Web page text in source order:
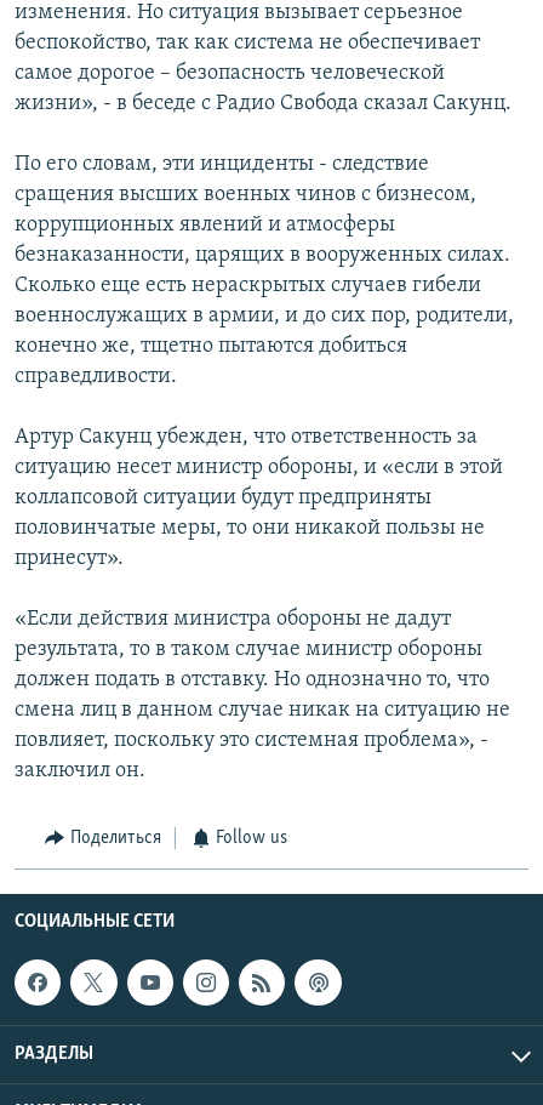
изменения. Но ситуация вызывает серьезное
беспокойство, так как система не обеспечивает
самое дорогое – безопасность человеческой
жизни», - в беседе с Радио Свобода сказал Сакунц.
По его словам, эти инциденты - следствие
сращения высших военных чинов с бизнесом,
коррупционных явлений и атмосферы
безнаказанности, царящих в вооруженных силах.
Сколько еще есть нераскрытых случаев гибели
военнослужащих в армии, и до сих пор, родители,
конечно же, тщетно пытаются добиться
справедливости.
Артур Сакунц убежден, что ответственность за
ситуацию несет министр обороны, и «если в этой
коллапсовой ситуации будут предприняты
половинчатые меры, то они никакой пользы не
принесут».
«Если действия министра обороны не дадут
результата, то в таком случае министр обороны
должен подать в отставку. Но однозначно то, что
смена лиц в данном случае никак на ситуацию не
повлияет, поскольку это системная проблема», -
заключил он.
Поделиться Follow us
СОЦИАЛЬНЫЕ СЕТИ
РАЗДЕЛЫ